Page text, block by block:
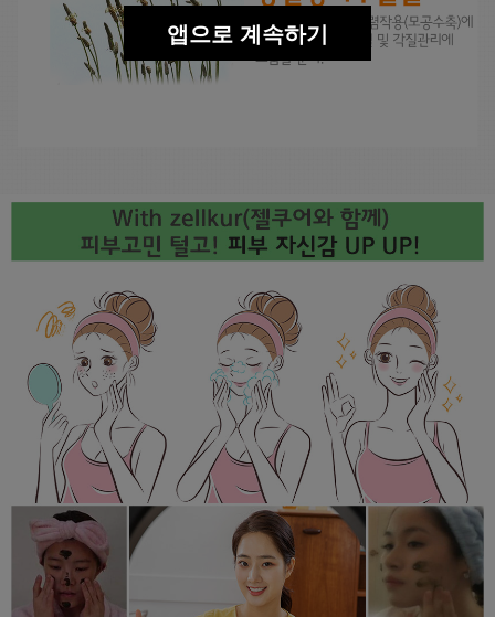
앱으로 계속하기